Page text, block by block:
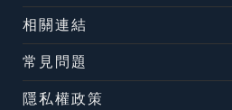
相關連結
常見問題
隱私權政策